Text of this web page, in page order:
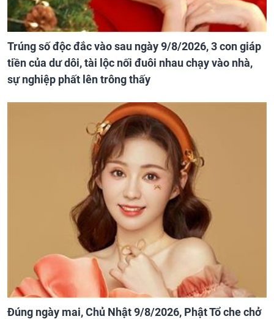
Trúng số độc đắc vào sau ngày 9/8/2026, 3 con giáp
tiền của dư dôi, tài lộc nối đuôi nhau chạy vào nhà,
sự nghiệp phất lên trông thấy
Đúng ngày mai, Chủ Nhật 9/8/2026, Phật Tổ che chở